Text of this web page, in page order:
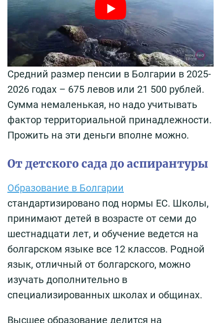
Средний размер пенсии в Болгарии в 2025-
2026 годах – 675 левов или 21 500 рублей.
Cумма немаленькая, но надо учитывать
фактор территориальной принадлежности.
Прожить на эти деньги вполне можно.
От детского сада до аспирантуры
Образование в Болгарии
стандартизировано под нормы ЕС. Школы,
принимают детей в возрасте от семи до
шестнадцати лет, и обучение ведется на
болгарском языке все 12 классов. Родной
язык, отличный от болгарского, можно
изучать дополнительно в
специализированных школах и общинах.
Высшее образование делится на